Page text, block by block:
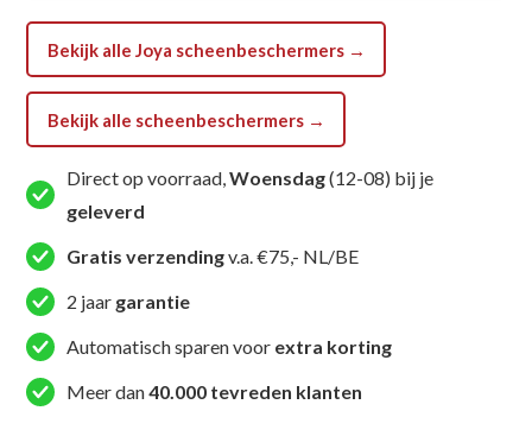
Bekijk alle Joya scheenbeschermers →
Bekijk alle scheenbeschermers →
Direct op voorraad,Woensdag(12-08) bij je
geleverd
Gratis verzendingv.a. €75,- NL/BE
2 jaar garantie
Automatisch sparen voor extra korting
Meer dan40.000 tevreden klanten